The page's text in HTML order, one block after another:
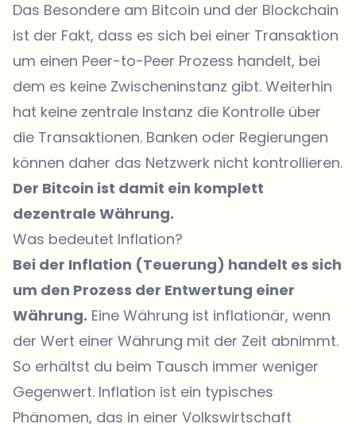
Das Besondere am Bitcoin und der Blockchain
ist der Fakt, dass es sich bei einer Transaktion
um einen Peer-to-Peer Prozess handelt, bei
dem es keine Zwischeninstanz gibt. Weiterhin
hat keine zentrale Instanz die Kontrolle über
die Transaktionen. Banken oder Regierungen
können daher das Netzwerk nicht kontrollieren.
Der Bitcoin ist damit ein komplett
dezentrale Währung.
Was bedeutet Inflation?
Bei der Inflation (Teuerung) handelt es sich
um den Prozess der Entwertung einer
Währung. Eine Währung ist inflationär, wenn
der Wert einer Währung mit der Zeit abnimmt.
So erhältst du beim Tausch immer weniger
Gegenwert. Inflation ist ein typisches
Phänomen, das in einer Volkswirtschaft